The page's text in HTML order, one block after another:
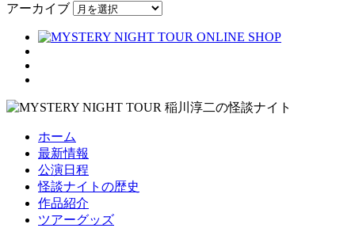
アーカイブ
ホーム
最新情報
公演日程
怪談ナイトの歴史
作品紹介
ツアーグッズ